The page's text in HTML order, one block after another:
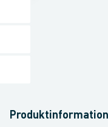
Produktinformation